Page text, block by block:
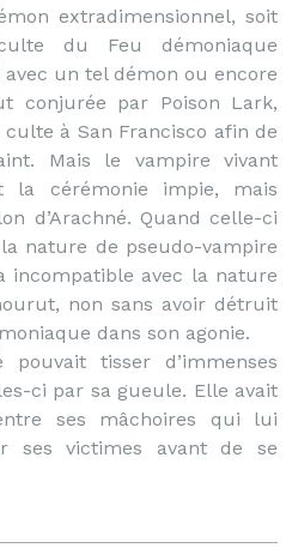
extradimensionnel, soit
du Feu démoniaque
un tel démon ou encore
conjurée par Poison Lark,
à San Francisco afin de
Mais le vampire vivant
la cérémonie impie, mais
d’Arachné. Quand celle-ci
nature de pseudo-vampire
incompatible avec la nature
non sans avoir détruit
dans son agonie.
pouvait tisser d’immenses
ci par sa gueule. Elle avait
ses mâchoires qui lui
ses victimes avant de se